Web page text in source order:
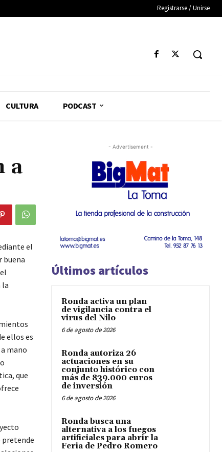
Registrarse / Unirse
CULTURA PODCAST
a
el
buena
la
ellos es
mano
que
pretende
- Advertisement -
Últimos artículos
Ronda activa un plan
de vigilancia contra el
virus del Nilo
6 de agosto de 2026
Ronda autoriza 26
actuaciones en su
conjunto histórico con
más de 839.000 euros
de inversión
6 de agosto de 2026
Ronda busca una
alternativa a los fuegos
artificiales para abrir la
Feria de Pedro Romero